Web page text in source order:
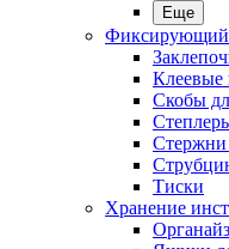
Еще
Фиксирующий
Клеевые
Скобы
Стержни
Тиски
Хранение